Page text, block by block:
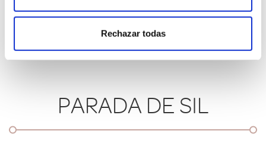
Rechazar todas
PARADA DE SIL